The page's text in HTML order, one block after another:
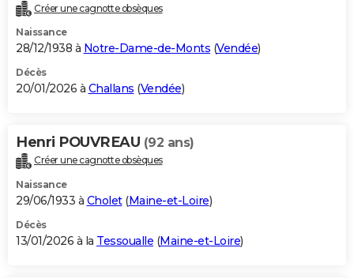
Créer une cagnotte obsèques
Naissance
28/12/1938 à Notre-Dame-de-Monts (Vendée)
Décès
20/01/2026 à Challans (Vendée)
Henri POUVREAU (92 ans)
Créer une cagnotte obsèques
Naissance
29/06/1933 à Cholet(Maine-et-Loire)
Décès
13/01/2026 à la Tessoualle (Maine-et-Loire)